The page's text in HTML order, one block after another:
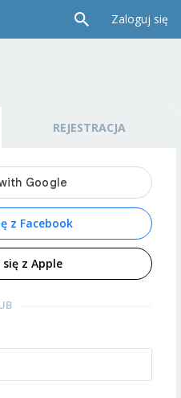
Zaloguj się
REJESTRACJA
z Facebook
z Apple